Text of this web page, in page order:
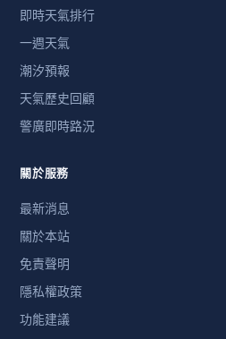
即時天氣排行
一週天氣
潮汐預報
天氣歷史回顧
警廣即時路況
關於服務
最新消息
關於本站
免責聲明
隱私權政策
功能建議